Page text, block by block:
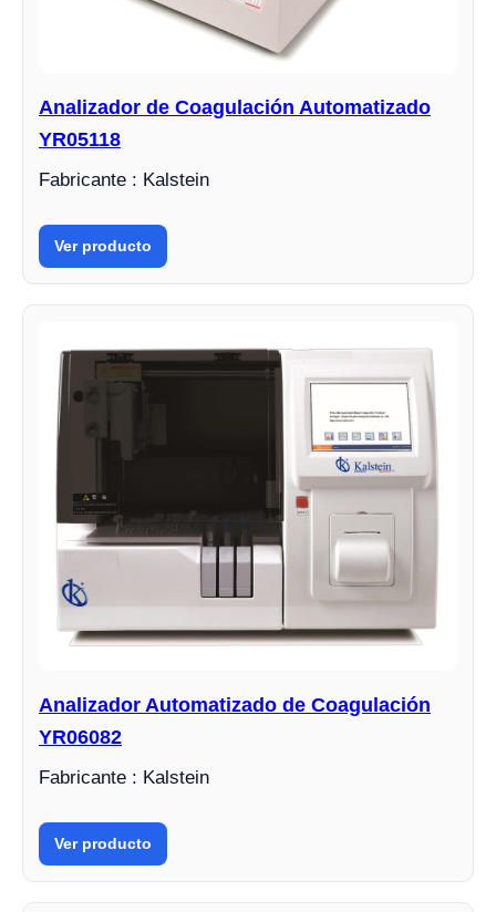
Analizador de Coagulación Automatizado
YR05118
Fabricante : Kalstein
Ver producto
Analizador Automatizado de Coagulación
YR06082
Fabricante : Kalstein
Ver producto